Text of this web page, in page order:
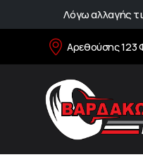
Λόγω αλλαγής
Αρεθούσης 123